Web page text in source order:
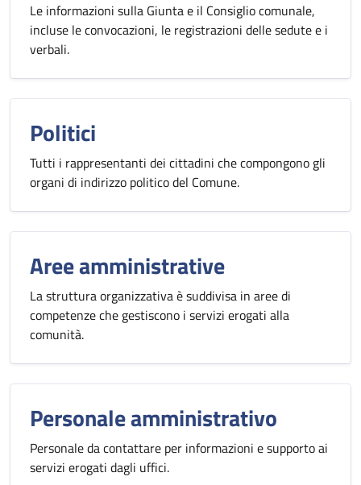
Le informazioni sulla Giunta e il Consiglio comunale,
incluse le convocazioni, le registrazioni delle sedute e i
verbali.
Politici
Tutti i rappresentanti dei cittadini che compongono gli
organi di indirizzo politico del Comune.
Aree amministrative
La struttura organizzativa è suddivisa in aree di
competenze che gestiscono i servizi erogati alla
comunità.
Personale amministrativo
Personale da contattare per informazioni e supporto ai
servizi erogati dagli uffici.